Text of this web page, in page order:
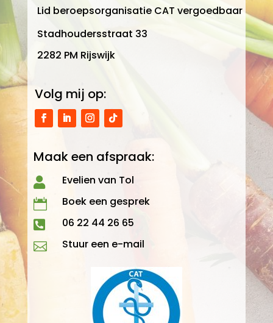
Lid beroepsorganisatie CAT vergoedbaar
Stadhoudersstraat 33
2282 PM Rijswijk
Volg mij op:
Maak een afspraak:
 Evelien van Tol
 Boek een gesprek
 06 22 44 26 65
 Stuur een e-mail